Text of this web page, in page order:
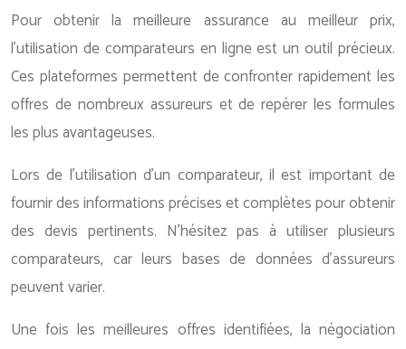
Pour obtenir la meilleure assurance au meilleur prix,
l’utilisation de comparateurs en ligne est un outil précieux.
Ces plateformes permettent de confronter rapidement les
offres de nombreux assureurs et de repérer les formules
les plus avantageuses.
Lors de l’utilisation d’un comparateur, il est important de
fournir des informations précises et complètes pour obtenir
des devis pertinents. N’hésitez pas à utiliser plusieurs
comparateurs, car leurs bases de données d’assureurs
peuvent varier.
Une fois les meilleures offres identifiées, la négociation